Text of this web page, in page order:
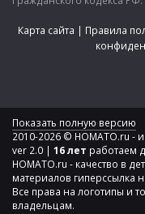
Карта сайта | Правила
Показать полную версию
2010-2026 © HOMATO.ru -
ver 2.0 | 16 лет работаем
HOMATO.ru - качество в
материалов гиперссылка
Все права на логотипы и
владельцам.